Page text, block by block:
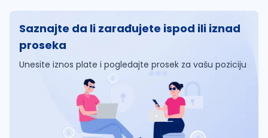
Saznajte da li zarađujete ispod ili iznad
proseka
Unesite iznos plate i pogledajte prosek za vašu poziciju